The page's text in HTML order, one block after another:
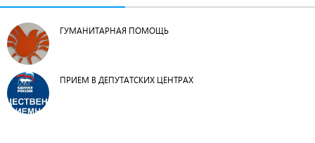
ГУМАНИТАРНАЯ ПОМОЩЬ
ПРИЕМ В ДЕПУТАТСКИХ ЦЕНТРАХ